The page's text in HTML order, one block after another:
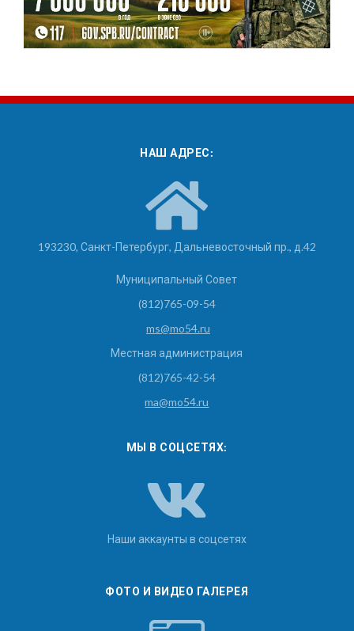
НАШ АДРЕС:
193230, Санкт-Петербург, Дальневосточный пр., д.42
Муниципальный Совет
(812)765-09-54
ms@mo54.ru
Местная администрация
(812)765-42-54
ma@mo54.ru
МЫ В СОЦСЕТЯХ:
Наши аккаунты в соцсетях
ФОТО И ВИДЕО ГАЛЕРЕЯ